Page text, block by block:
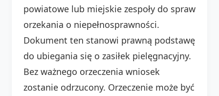
powiatowe lub miejskie zespoły do spraw
orzekania o niepełnosprawności.
Dokument ten stanowi prawną podstawę
do ubiegania się o zasiłek pielęgnacyjny.
Bez ważnego orzeczenia wniosek
zostanie odrzucony. Orzeczenie może być